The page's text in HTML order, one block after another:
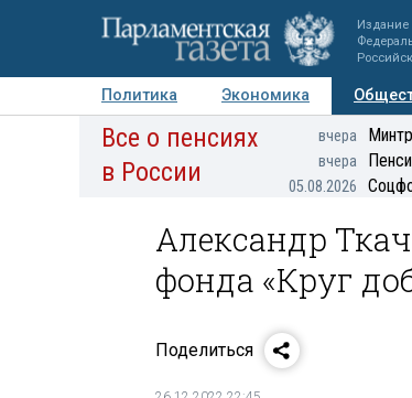
Издание
Политика Экономика
Авторы Персоны Мнения
Все о пенсиях
в России
вчера
вчера
05.08.2026
Александр
фонда «Круг
Поделиться